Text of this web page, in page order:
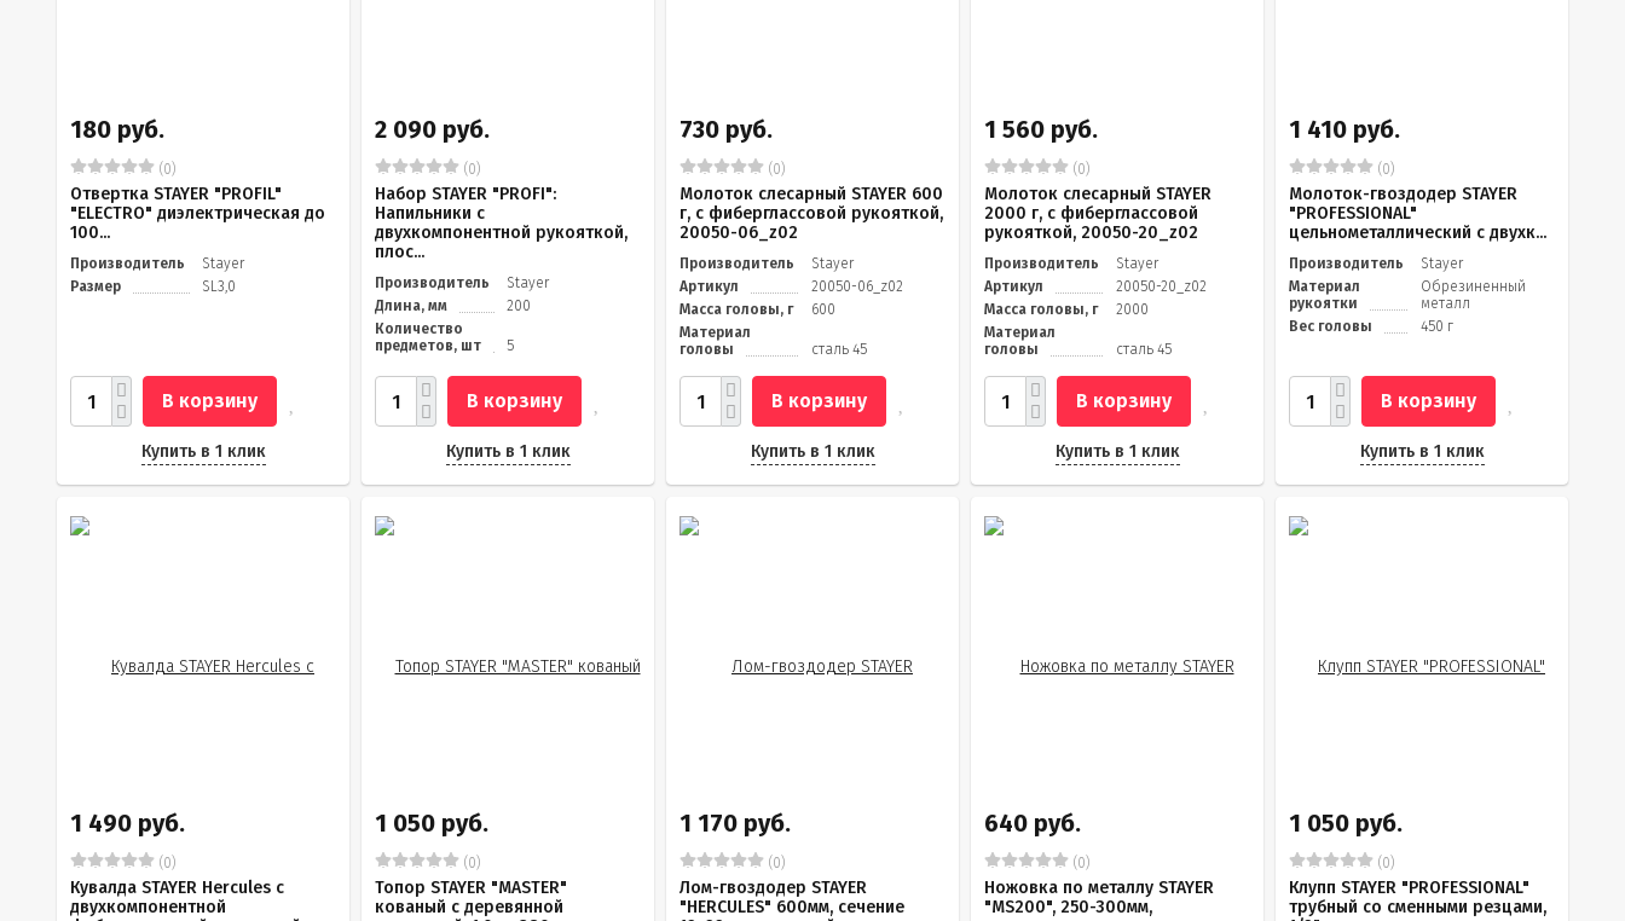
180 руб.
(0)
Отвертка STAYER "PROFIL"
"ELECTRO" диэлектрическая до
100...
Производитель
Stayer
Размер
SL3,0
В корзину
Купить в 1 клик
2 090 руб.
(0)
Набор STAYER "PROFI":
Напильники с
двухкомпонентной рукояткой,
плос...
Производитель
Stayer
Длина, мм
200
Количество
предметов, шт
5
В корзину
Купить в 1 клик
730 руб.
(0)
Молоток слесарный STAYER 600
г, с фиберглассовой рукояткой,
20050-06_z02
Производитель
Stayer
Артикул
20050-06_z02
Масса головы, г
600
Материал
головы
сталь 45
В корзину
Купить в 1 клик
1 560 руб.
(0)
Молоток слесарный STAYER
2000 г, с фиберглассовой
рукояткой, 20050-20_z02
Производитель
Stayer
Артикул
20050-20_z02
Масса головы, г
2000
Материал
головы
сталь 45
В корзину
Купить в 1 клик
1 410 руб.
(0)
Молоток-гвоздодер STAYER
"PROFESSIONAL"
цельнометаллический с двухк...
Производитель
Stayer
Материал
рукоятки
Обрезиненный
металл
Вес головы
450 г
В корзину
Купить в 1 клик
1 490 руб.
(0)
Кувалда STAYER Hercules с
двухкомпонентной
1 050 руб.
(0)
Топор STAYER "MASTER"
кованый с деревянной
1 170 руб.
(0)
Лом-гвоздодер STAYER
"HERCULES" 600мм, сечение
640 руб.
(0)
Ножовка по металлу STAYER
"MS200", 250-300мм,
1 050 руб.
(0)
Клупп STAYER "PROFESSIONAL"
трубный со сменными резцами,